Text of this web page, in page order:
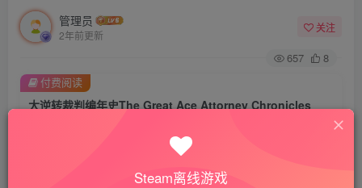
管理员
2年前更新
关注
657 8
大逆转裁判编年史The Great Ace Attorney Chronicles
8
付费阅读
Steam离线游戏